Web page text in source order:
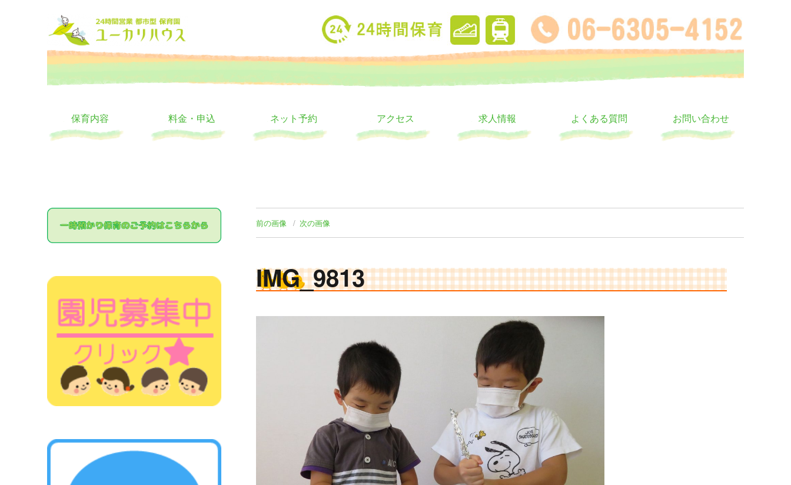
24時間託児所 ユーカリハウス
大阪の24時間託児所 ユーカリハウス 月極 一時保育 一時預かり
保育内容 料金・申込 ネット予約 アクセス 求人情報 よくある質問 お問い合わせ
前の画像 次の画像
IMG_9813